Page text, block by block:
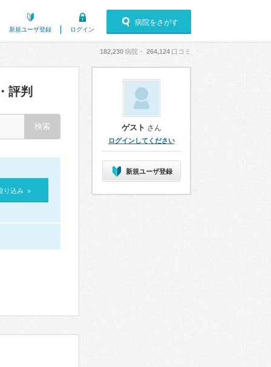
新規ユーザ登録 ログイン
病院をさがす
182,230病院・ 264,124 口コミ
評判
り込み »
ゲスト さん
ログインしてください
新規ユーザ登録